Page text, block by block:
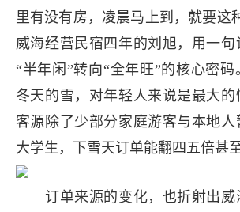
里有没有房，凌晨马上到，就要这
威海经营民宿四年的刘旭，用一句
“半年闲”转向“全年旺”的核心密码
冬天的雪，对年轻人来说是最大
客源除了少部分家庭游客与本地人
大学生，下雪天订单能翻四五倍甚至
订单来源的变化，也折射出威